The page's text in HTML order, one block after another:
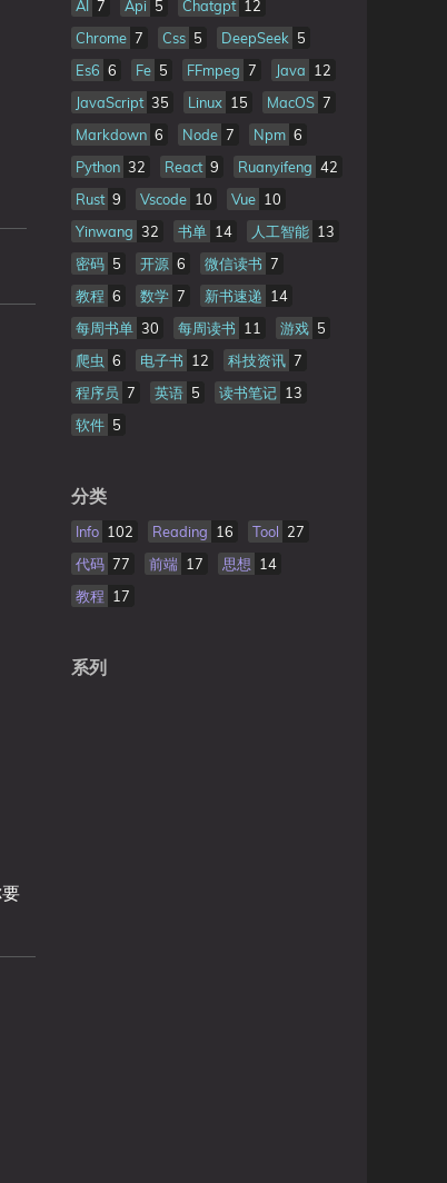
AI 7 Api 5 Chatgpt 12
Chrome 7 Css 5 DeepSeek 5
Es6 6 Fe 5 FFmpeg 7 Java 12
JavaScript 35 Linux 15 MacOS 7
Markdown 6 Node 7 Npm 6
Python 32 React 9 Ruanyifeng 42
Rust 9 Vscode 10 Vue 10
Yinwang 32 书单 14 人工智能 13
密码 5 开源 6 微信读书 7
教程 6 数学 7 新书速递 14
每周书单 30 每周读书 11 游戏 5
爬虫 6 电子书 12 科技资讯 7
程序员 7 英语 5 读书笔记 13
软件 5
分类
Info 102 Reading 16 Tool 27
代码 77 前端 17 思想 14
教程 17
系列